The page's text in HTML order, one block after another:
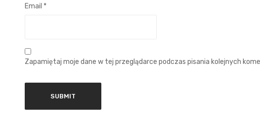
Email *
Zapamiętaj moje dane w tej przeglądarce podczas pisania kolejnych